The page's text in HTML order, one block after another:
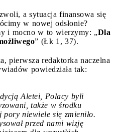
a sytuacja finansowa się
w nowej odsłonie?
i mocno w to wierzymy: „Dla
” (Łk 1, 37).
pierwsza redaktorka naczelna
powiedziała tak:
Aletei, Polacy byli
także w środku
pory niewiele się zmieniło.
przed nami wizję